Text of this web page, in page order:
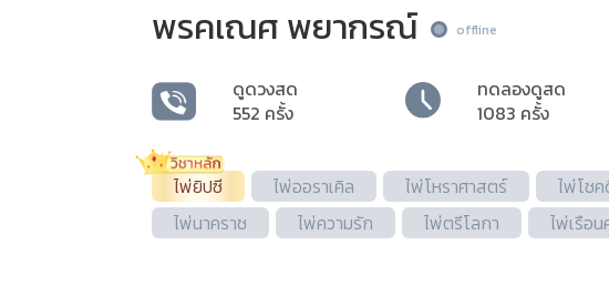
พรคเณศ พยากรณ์ offline
ดูดวงสด
552 ครั้ง
ทดลองดูสด
1083 ครั้ง
ไพ่ยิปซี ไพ่ออราเคิล ไพ่โหราศาสตร์
ไพ่โช
ไพ่นาคราช
ไพ่ความรัก ไพ่ตรีโลกา ไพ่เรือ